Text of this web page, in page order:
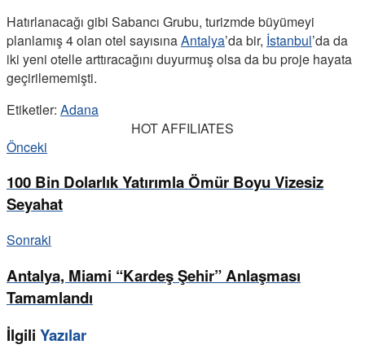
Hatırlanacağı gibi Sabancı Grubu, turizmde büyümeyi
planlamış 4 olan otel sayısınaAntalya’da bir, İstanbul’da da
iki yeni otelle arttıracağını duyurmuş olsa da bu proje hayata
geçirilememişti.
Etiketler: Adana
HOT AFFILIATES
Önceki
100 Bin Dolarlık Yatırımla Ömür Boyu Vizesiz
Seyahat
Sonraki
Antalya, Miami “Kardeş Şehir” Anlaşması
Tamamlandı
İlgili Yazılar